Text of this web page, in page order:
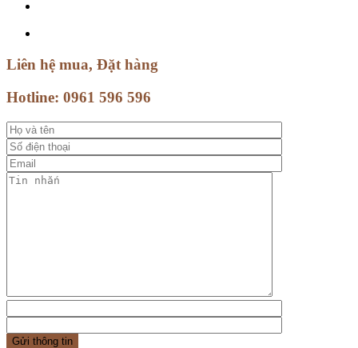
Liên hệ mua, Đặt hàng
Hotline: 0961 596 596